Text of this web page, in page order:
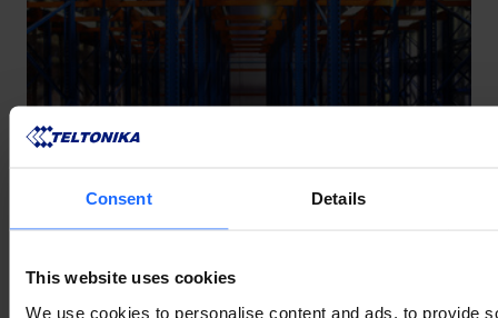
Consent Details
This website uses cookies
We use cookies to personalise content and ads, to provide